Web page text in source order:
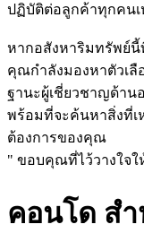
ปฏิบัติต่อลูกค้าทุกคน
หากอสังหาริมทรัพย์นี้
คุณกำลังมองหาตัวเลื
ฐานะผู้เชี่ยวชาญด้าน
พร้อมที่จะค้นหาสิ่งที่
ต้องการของคุณ
" ขอบคุณที่ไว้วางใจ
คอนโด สำ